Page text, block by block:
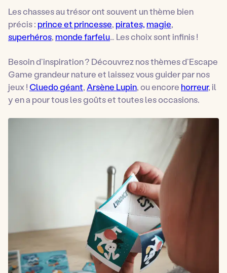
Les chasses au trésor ont souvent un thème bien
précis : prince et princesse, pirates, magie,
superhéros, monde farfelu… Les choix sont infinis !
Besoin d’inspiration ? Découvrez nos thèmes d’Escape
Game grandeur nature et laissez vous guider par nos
jeux ! Cluedo géant, Arsène Lupin, ou encore horreur, il
y en a pour tous les goûts et toutes les occasions.